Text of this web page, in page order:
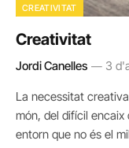
CREATIVITAT
Creativitat
Jordi Canelles 3
La necessitat
món, del difícil
entorn que no és el